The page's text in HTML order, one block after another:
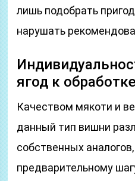
лишь подобрать
нарушать
ягод к обработке
Качеством мякоти и
данный тип вишни
собственных
предварительному